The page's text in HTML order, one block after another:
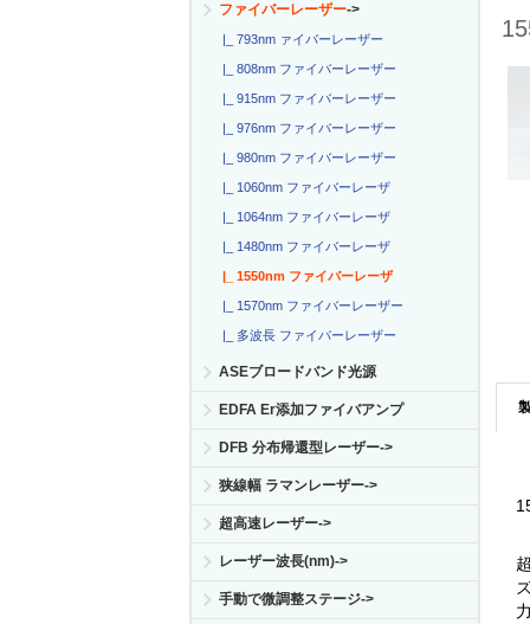
ファイバーレーザー->
|_ 793nm ァイバーレーザー
|_ 808nm ファイバーレーザー
|_ 915nm ファイバーレーザー
|_ 976nm ファイバーレーザー
|_ 980nm ファイバーレーザー
|_ 1060nm ファイバーレーザ
|_ 1064nm ファイバーレーザ
|_ 1480nm ファイバーレーザ
|_ 1550nm ファイバーレーザ
|_ 1570nm ファイバーレーザー
|_ 多波長 ファイバーレーザー
ASEブロードバンド光源
EDFA Er添加ファイバアンプ
DFB 分布帰還型レーザー->
狭線幅 ラマンレーザー->
超高速レーザー->
レーザー波長(nm)->
手動で微調整ステージ->